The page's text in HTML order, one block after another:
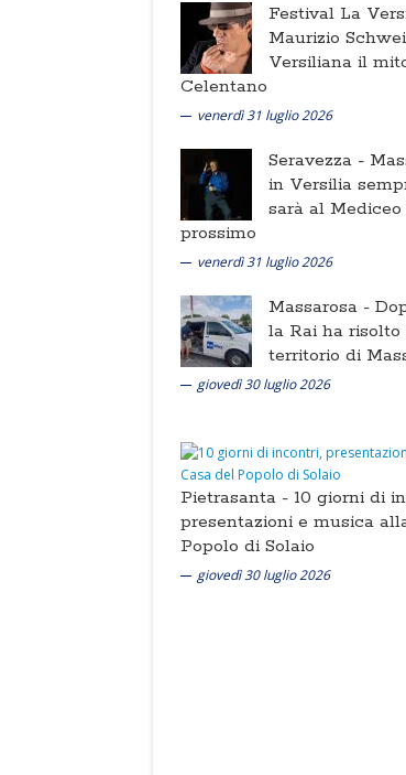
Festival La
Maurizio
Versiliana il
Celentano
venerdì 31 luglio 2026
Seravezza -
in Versilia
sarà al
prossimo
venerdì 31 luglio 2026
Massarosa -
la Rai ha
territorio di
giovedì 30 luglio 2026
Pietrasanta - 10 giorni di
presentazioni e musica
Popolo di Solaio
giovedì 30 luglio 2026